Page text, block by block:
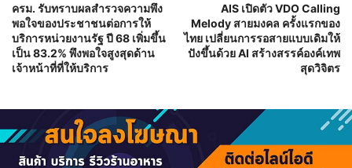
ครม. รับทราบผลสำรวจความพึง
พอใจของประชาชนต่อการให้
บริการหน่วยงานรัฐ ปี 68 เพิ่มขึ้น
เป็น 83.2% พึงพอใจสูงสุดด้าน
เจ้าหน้าที่ที่ให้บริการ
AIS เปิดตัว VDO Calling
Melody สายมงคล ครั้งแรกของ
ไทย เปลี่ยนการรอสายแบบเดิมให้
ปังขึ้นด้วย AI สร้างสรรค์องค์เทพ
สุดวิจิตร